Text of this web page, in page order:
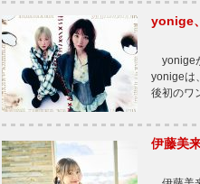
yonige
yonige
yonigeは
後初のワ
伊藤美